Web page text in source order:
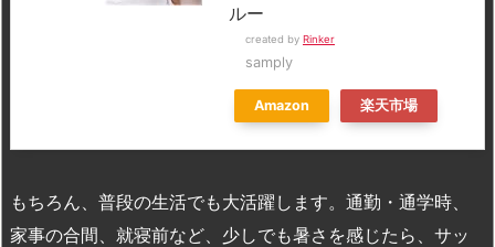
ルー
created by Rinker
samply
Amazon 楽天市場
もちろん、普段の生活でも大活躍します。通勤・通学時、
家事の合間、就寝前など、少しでも暑さを感じたら、サッ